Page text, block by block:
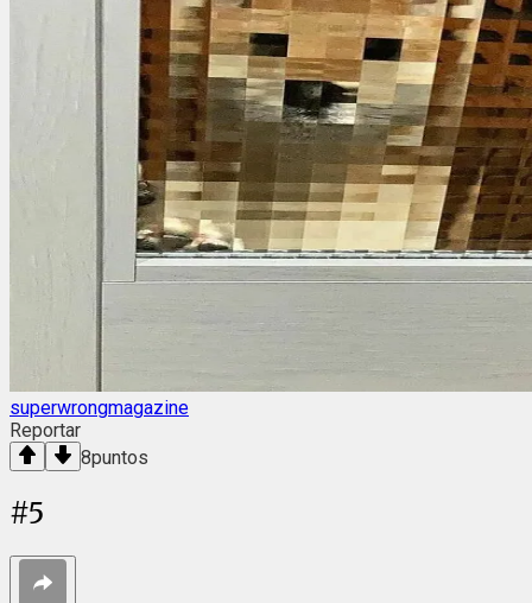
superwrongmagazine
Reportar
8puntos
#5